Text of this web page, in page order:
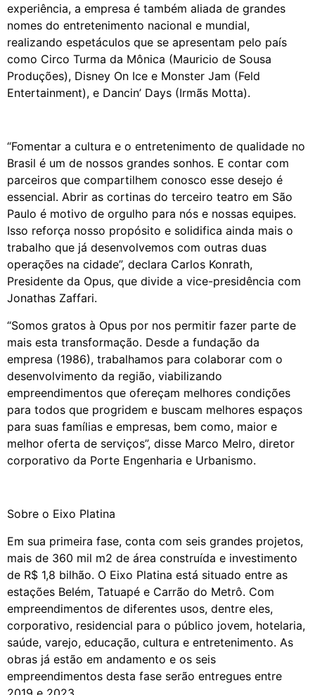
experiência, a empresa é também aliada de grandes
nomes do entretenimento nacional e mundial,
realizando espetáculos que se apresentam pelo país
como Circo Turma da Mônica (Mauricio de Sousa
Produções), Disney On Ice e Monster Jam (Feld
Entertainment), e Dancin’ Days (Irmãs Motta).
“Fomentar a cultura e o entretenimento de qualidade no
Brasil é um de nossos grandes sonhos. E contar com
parceiros que compartilhem conosco esse desejo é
essencial. Abrir as cortinas do terceiro teatro em São
Paulo é motivo de orgulho para nós e nossas equipes.
Isso reforça nosso propósito e solidifica ainda mais o
trabalho que já desenvolvemos com outras duas
operações na cidade”, declara Carlos Konrath,
Presidente da Opus, que divide a vice-presidência com
Jonathas Zaffari.
“Somos gratos à Opus por nos permitir fazer parte de
mais esta transformação. Desde a fundação da
empresa (1986), trabalhamos para colaborar com o
desenvolvimento da região, viabilizando
empreendimentos que ofereçam melhores condições
para todos que progridem e buscam melhores espaços
para suas famílias e empresas, bem como, maior e
melhor oferta de serviços”, disse Marco Melro, diretor
corporativo da Porte Engenharia e Urbanismo.
Sobre o Eixo Platina
Em sua primeira fase, conta com seis grandes projetos,
mais de 360 mil m2 de área construída e investimento
de R$ 1,8 bilhão. O Eixo Platina está situado entre as
estações Belém, Tatuapé e Carrão do Metrô. Com
empreendimentos de diferentes usos, dentre eles,
corporativo, residencial para o público jovem, hotelaria,
saúde, varejo, educação, cultura e entretenimento. As
obras já estão em andamento e os seis
empreendimentos desta fase serão entregues entre